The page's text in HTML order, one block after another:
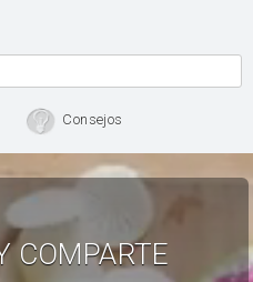
Consejos
COMPARTE